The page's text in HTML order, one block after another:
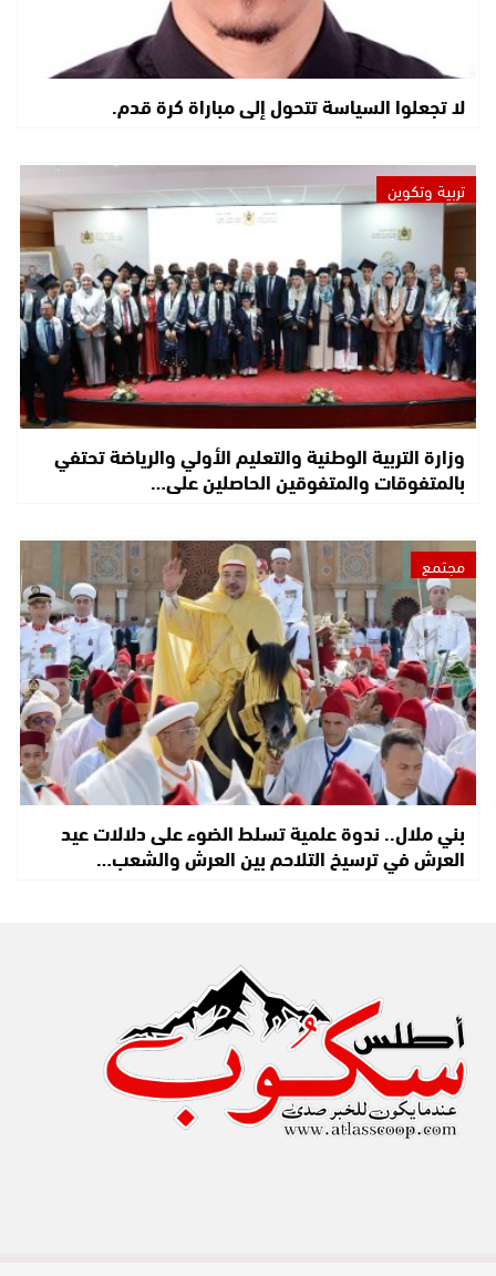
لا تجعلوا السياسة تتحول إلى مباراة كرة قدم.
تربية وتكوين
وزارة التربية الوطنية والتعليم الأولي والرياضة تحتفي
بالمتفوقات والمتفوقين الحاصلين على…
مجتمع
بني ملال.. ندوة علمية تسلط الضوء على دلالات عيد
العرش في ترسيخ التلاحم بين العرش والشعب…